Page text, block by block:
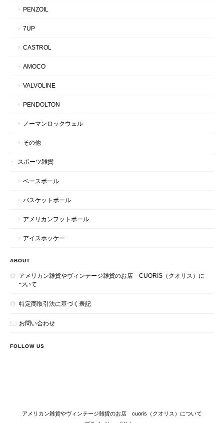
PENZOIL
7UP
CASTROL
AMOCO
VALVOLINE
PENDOLTON
ノーマンロックウェル
その他
スポーツ雑貨
ベースボール
バスケットボール
アメリカンフットボール
アイスホッケー
ABOUT
アメリカン雑貨やヴィンテージ雑貨のお店 CUORIS（クオリス）に
ついて
特定商取引法に基づく表記
お問い合わせ
FOLLOW US
アメリカン雑貨やヴィンテージ雑貨のお店 cuoris（クオリス）について